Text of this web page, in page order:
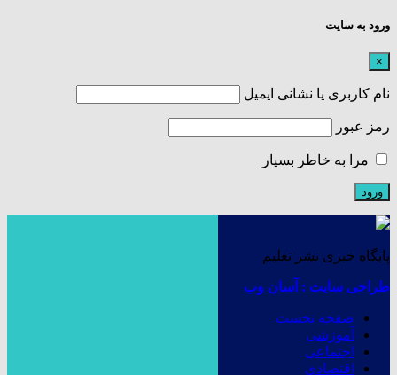
ورود به سایت
×
نام کاربری یا نشانی ایمیل
رمز عبور
مرا به خاطر بسپار
پایگاه خبری نشر تعلیم
طراحی سایت : آسان وب
صفحه نخست
آموزشی
اجتماعی
اقتصادی